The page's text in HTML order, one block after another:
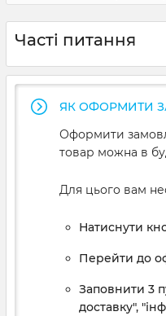
Часті питання
ЯК ОФОРМИТИ
Оформити
товар можна в
Для цього вам
Натиснути
Перейти до
Заповнити 3
доставку",